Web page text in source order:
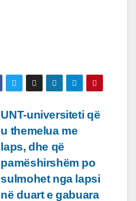
UNT-universiteti që
u themelua me
laps, dhe që
pamëshirshëm po
sulmohet nga lapsi
në duart e gabuara